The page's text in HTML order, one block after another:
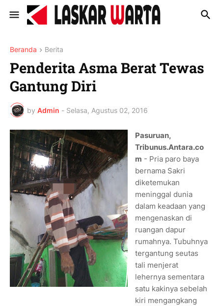
Beranda Berita
Penderita Asma Berat Tewas
Gantung Diri
by Admin - Selasa, Agustus 02, 2016
Pasuruan,
Tribunus.Antara.co
m - Pria paro baya
bernama Sakri
diketemukan
meninggal dunia
dalam keadaan yang
mengenaskan di
ruangan dapur
rumahnya. Tubuhnya
tergantung seutas
tali menjerat
lehernya sementara
satu kakinya sebelah
kiri mengangkang